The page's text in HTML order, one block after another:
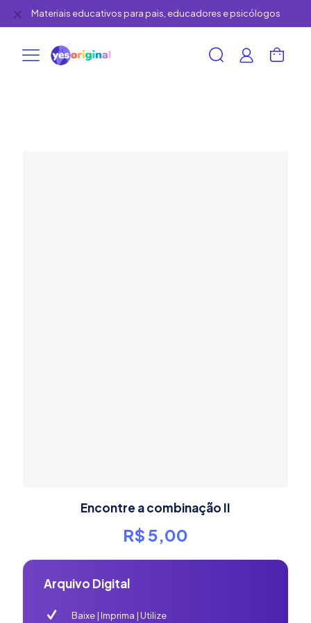
Materiais educativos para pais, educadores e psicólogos
✕
Encontre a combinação II
R$ 5,00
Arquivo Digital
Baixe | Imprima | Utilize